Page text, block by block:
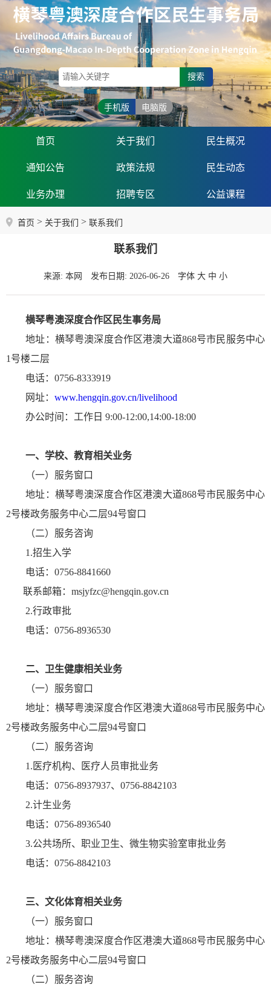
搜索
手机版 电脑版
首页 关于我们 民生概况
通知公告 政策法规 民生动态
业务办理 招聘专区 公益课程
首页 > 关于我们 > 联系我们
联系我们
来源: 本网 发布日期: 2026-06-26 字体 大 中 小
横琴粤澳深度合作区民生事务局
地址：横琴粤澳深度合作区港澳大道868号市民服务中心
1号楼二层
电话：0756-8333919
网址： www.hengqin.gov.cn/livelihood
办公时间：工作日 9:00-12:00,14:00-18:00
一、学校、教育相关业务
（一）服务窗口
地址： 横琴粤澳深度合作区港澳大道868号市民服务中心
2号楼政务服务中心二层94号窗口
（二）服务咨询
1.招生入学
电话：0756-8841660
联系邮箱：msjyfzc@hengqin.gov.cn
2.行政审批
电话：0756-8936530
二、卫生健康相关业务
（一）服务窗口
地址：横琴粤澳深度合作区港澳大道868号市民服务中心
2号楼政务服务中心二层94号窗口
（二）服务咨询
1.医疗机构、医疗人员审批业务
电话：0756-8937937、0756-8842103
2.计生业务
电话：0756-8936540
3.公共场所、职业卫生、微生物实验室审批业务
电话：0756-8842103
三、文化体育相关业务
（一）服务窗口
地址： 横琴粤澳深度合作区港澳大道868号市民服务中心
2号楼政务服务中心二层94号窗口
（二）服务咨询